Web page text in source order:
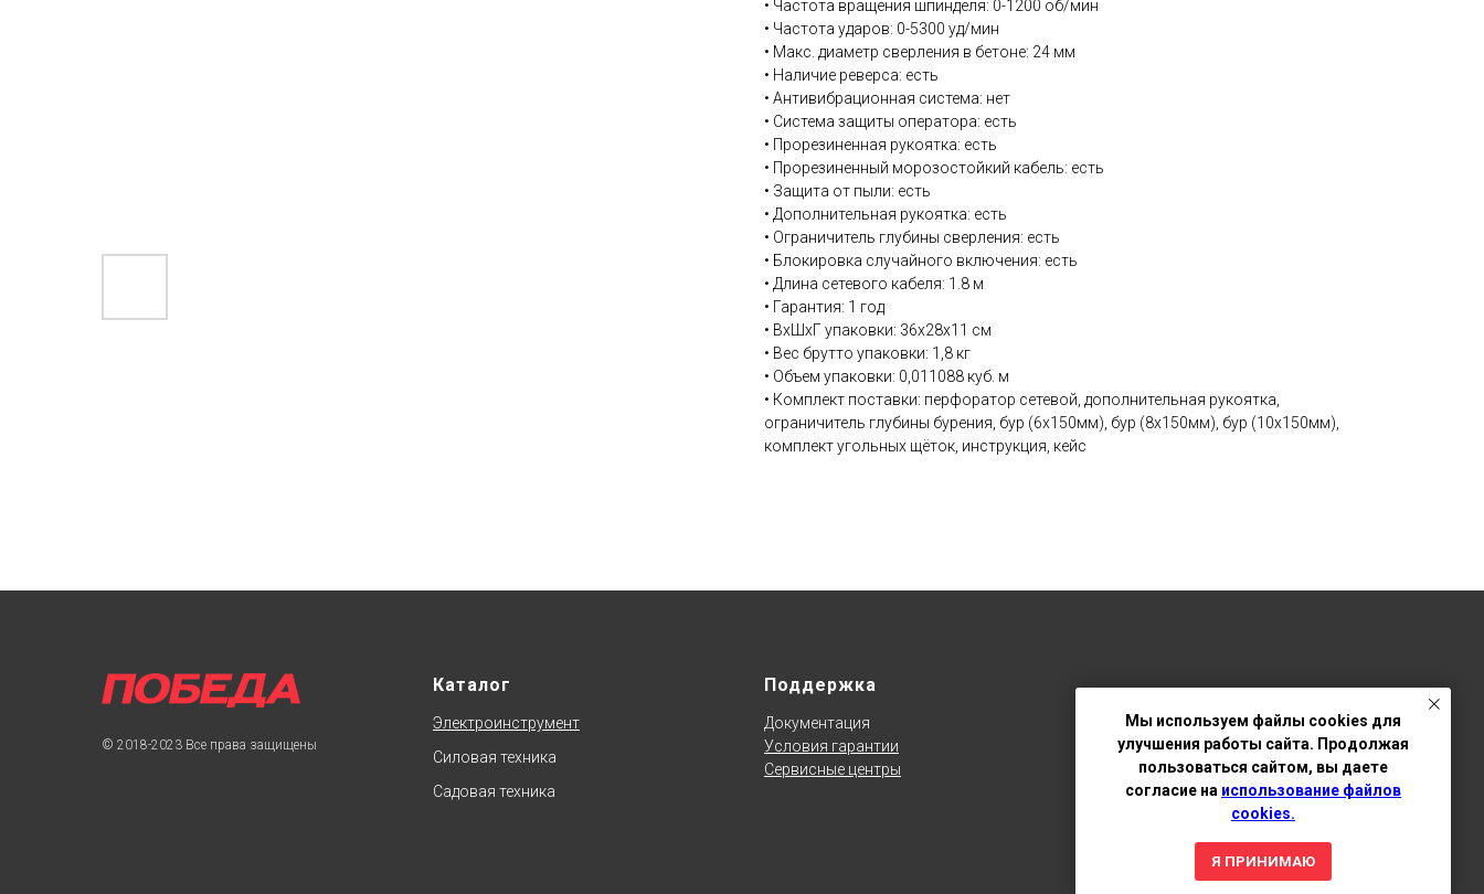
Мы используем файлы cookies для
улучшения работы сайта. Продолжая
пользоваться сайтом, вы даете
согласие на использование файлов
cookies.
Я ПРИНИМАЮ
• Частота вращения шпинделя: 0-1200 об/мин
• Частота ударов: 0-5300 уд/мин
• Макс. диаметр сверления в бетоне: 24 мм
• Наличие реверса: есть
• Антивибрационная система: нет
• Система защиты оператора: есть
• Прорезиненная рукоятка: есть
• Прорезиненный морозостойкий кабель: есть
• Защита от пыли: есть
• Дополнительная рукоятка: есть
• Ограничитель глубины сверления: есть
• Блокировка случайного включения: есть
• Длина сетевого кабеля: 1.8 м
• Гарантия: 1 год
• ВхШхГ упаковки: 36х28х11 см
• Вес брутто упаковки: 1,8 кг
• Объем упаковки: 0,011088 куб. м
• Комплект поставки: перфоратор сетевой, дополнительная рукоятка,
ограничитель глубины бурения, бур (6х150мм), бур (8х150мм), бур (10х150мм),
комплект угольных щёток, инструкция, кейс
© 2018-2023 Все права защищены
Каталог
Электроинструмент
Силовая техника
Садовая техника
Поддержка
Документация
Условия гарантии
Сервисные центры